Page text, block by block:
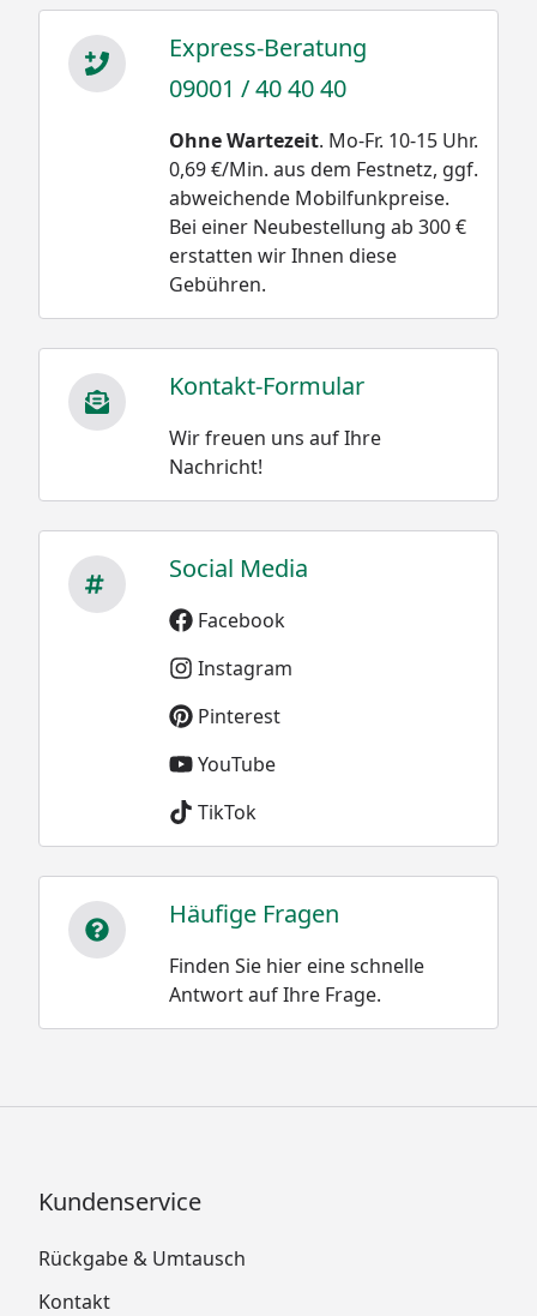
Express-Beratung
09001 / 40 40 40
Ohne Wartezeit. Mo-Fr. 10-15 Uhr.
0,69 €/Min. aus dem Festnetz, ggf.
abweichende Mobilfunkpreise.
Bei einer Neubestellung ab 300 €
erstatten wir Ihnen diese
Gebühren.
Kontakt-Formular
Wir freuen uns auf Ihre
Nachricht!
Social Media
Facebook
Instagram
Pinterest
YouTube
TikTok
Häufige Fragen
Finden Sie hier eine schnelle
Antwort auf Ihre Frage.
Kundenservice
Rückgabe & Umtausch
Kontakt